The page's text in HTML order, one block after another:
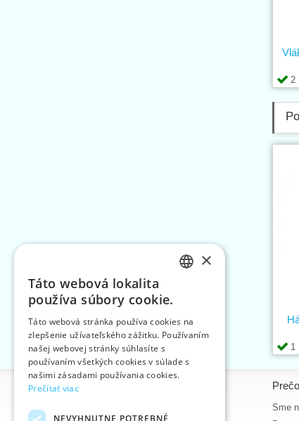
2
1
Informácie
Sme
ENGLISH
GERMAN
×
Táto webová lokalita
používa súbory cookie.
Táto webová stránka používa cookies na
zlepšenie užívateľského zážitku. Používaním
našej webovej stránky súhlasíte s
používaním všetkých cookies v súlade s
našimi zásadami používania cookies.
Prečítať viac
NEVYHNUTNE POTREBNÉ